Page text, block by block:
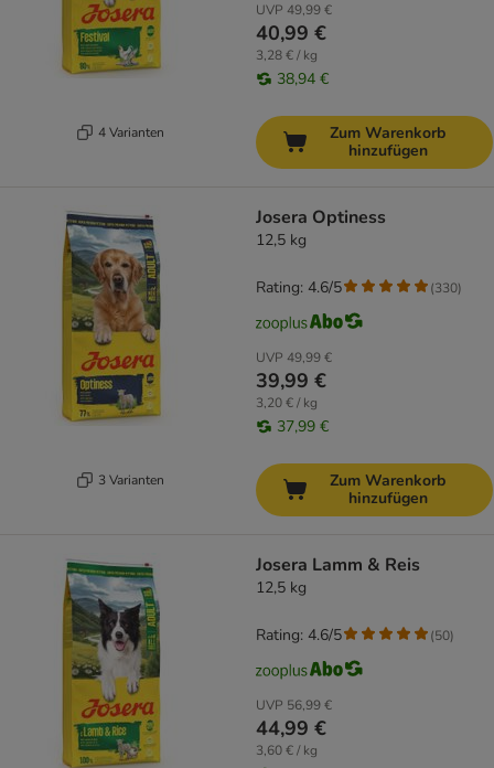
4 Varianten
UVP 49,99 €
40,99 €
3,28 € / kg
38,94 €
Zum Warenkorb
hinzufügen
3 Varianten
Josera Optiness
12,5 kg
UVP 49,99 €
39,99 €
3,20 € / kg
37,99 €
Rating: 4.6/5 (330)
Zum Warenkorb
hinzufügen
Josera Lamm & Reis
12,5 kg
UVP 56,99 €
44,99 €
3,60 € / kg
Rating: 4.6/5 (50)